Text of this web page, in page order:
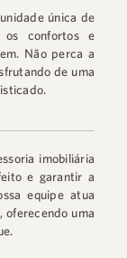
única de
confortos e
Não perca a
de uma
imobiliária
e garantir a
equipe atua
oferecendo uma